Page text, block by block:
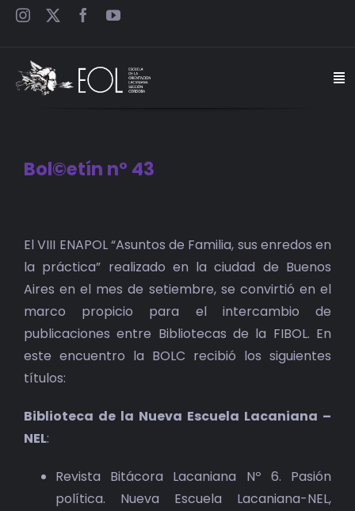
Saltar
JORNADAS
CARTELES
BIBLIOTECA
ACTUALIDAD
Bol©etín n° 43
más
grande
El VIII ENAPOL “Asuntos de Familia, sus enredos en
la práctica” realizado en la ciudad de Buenos
Aires en el mes de setiembre, se convirtió en el
marco propicio para el intercambio de
publicaciones entre Bibliotecas de la FIBOL. En
este encuentro la BOLC recibió los siguientes
títulos:
Biblioteca de la Nueva Escuela Lacaniana –
NEL:
Revista Bitácora Lacaniana Nº 6. Pasión
política. Nueva Escuela Lacaniana-NEL,